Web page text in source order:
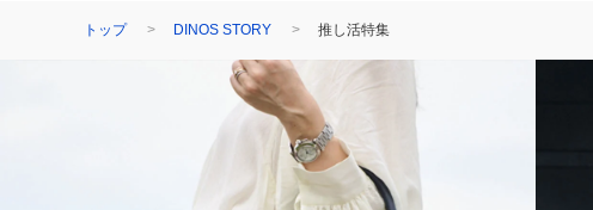
トップ DINOS STORY 推し活特集